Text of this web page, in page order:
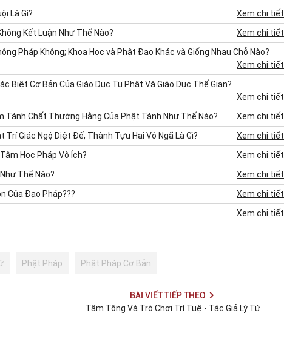
Là Gì?
Xem chi tiết
Kết Luận Như Thế Nào? Xem chi tiết
Pháp Không; Khoa Học và Phật Đạo Khác và Giống Nhau Chỗ Nào?
Xem chi tiết
Biệt Cơ Bản Của Giáo Dục Tu Phật Và Giáo Dục Thế Gian?
Xem chi tiết
Tánh Chất Thường Hằng Của Phật Tánh Như Thế Nào?
Xem chi tiết
Trí Giác Ngộ Diệt Đế, Thành Tựu Hai Vô Ngã Là Gì?
Xem chi tiết
Học Pháp Vô Ích?
Xem chi tiết
Thế Nào?
Xem chi tiết
Của Đạo Pháp???
Xem chi tiết
Xem chi tiết
Phật Pháp Phật Pháp Cơ Bản
BÀI VIẾT TIẾP THEO
Tâm Tông Và Trò Chơi Trí Tuệ - Tác Giả Lý Tứ